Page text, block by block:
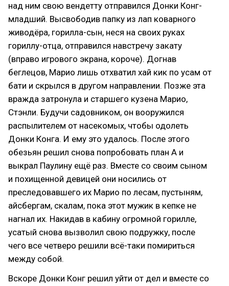
над ним свою вендетту отправился Донки Конг-
младший. Высвободив папку из лап коварного
живодёра, горилла-сын, неся на своих руках
гориллу-отца, отправился навстречу закату
(вправо игрового экрана, короче). Догнав
беглецов, Марио лишь отхватил хай кик по усам от
бати и скрылся в другом направлении. Позже эта
вражда затронула и старшего кузена Марио,
Стэнли. Будучи садовником, он вооружился
распылителем от насекомых, чтобы одолеть
Донки Конга. И ему это удалось. После этого
обезьян решил снова попробовать план А и
выкрал Паулину ещё раз. Вместе со своим сыном
и похищенной девицей они носились от
преследовавшего их Марио по лесам, пустыням,
айсбергам, скалам, пока этот мужик в кепке не
нагнал их. Накидав в кабину огромной горилле,
усатый снова вызволил свою подружку, после
чего все четверо решили всё-таки помириться
между собой.
Вскоре Донки Конг решил уйти от дел и вместе со